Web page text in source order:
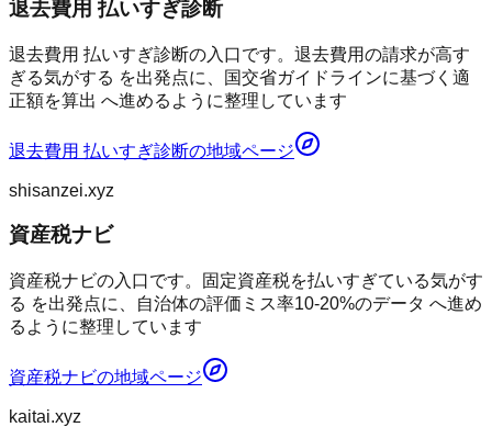
退去費用 払いすぎ診断
退去費用 払いすぎ診断の入口です。退去費用の請求が高す
ぎる気がする を出発点に、国交省ガイドラインに基づく適
正額を算出 へ進めるように整理しています
退去費用 払いすぎ診断の地域ページ
shisanzei.xyz
資産税ナビ
資産税ナビの入口です。固定資産税を払いすぎている気がす
る を出発点に、自治体の評価ミス率10-20%のデータ へ進め
るように整理しています
資産税ナビの地域ページ
kaitai.xyz